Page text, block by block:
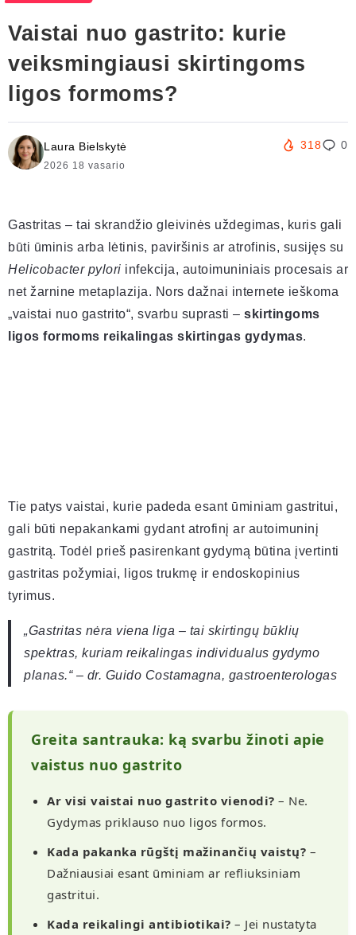
Vaistai nuo gastrito: kurie
veiksmingiausi skirtingoms
ligos formoms?
Laura Bielskytė
2026 18 vasario
318 0
Gastritas – tai skrandžio gleivinės uždegimas, kuris gali
būti ūminis arba lėtinis, paviršinis ar atrofinis, susijęs su
Helicobacter pylori infekcija, autoimuniniais procesais ar
net žarnine metaplazija. Nors dažnai internete ieškoma
„vaistai nuo gastrito“, svarbu suprasti – skirtingoms
ligos formoms reikalingas skirtingas gydymas.
Tie patys vaistai, kurie padeda esant ūminiam gastritui,
gali būti nepakankami gydant atrofinį ar autoimuninį
gastritą. Todėl prieš pasirenkant gydymą būtina įvertinti
gastritas požymiai, ligos trukmę ir endoskopinius
tyrimus.
„Gastritas nėra viena liga – tai skirtingų būklių
spektras, kuriam reikalingas individualus gydymo
planas.“ – dr. Guido Costamagna, gastroenterologas
Greita santrauka: ką svarbu žinoti apie
vaistus nuo gastrito
Ar visi vaistai nuo gastrito vienodi? – Ne.
Gydymas priklauso nuo ligos formos.
Kada pakanka rūgštį mažinančių vaistų? –
Dažniausiai esant ūminiam ar refliuksiniam
gastritui.
Kada reikalingi antibiotikai? – Jei nustatyta